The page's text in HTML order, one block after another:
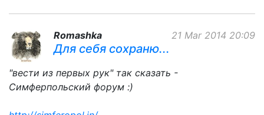
21 Mar 2014 20:09
Romashka
Для себя сохраню...
"вести из первых рук" так сказать -
Симферпольский форум :)